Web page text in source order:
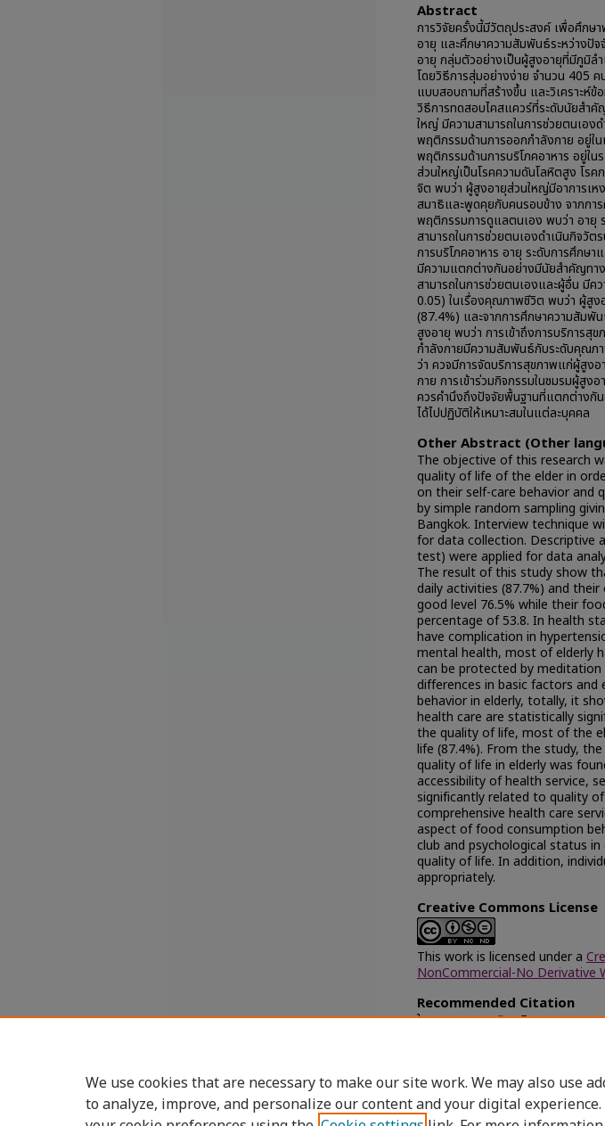
Abstract
การวิจัยครั้งนี้มีวัตถุประสงค์ เพื่อศึก
อายุ และศึกษาความสัมพันธ์ระหว่างปั
อายุ กลุ่มตัวอย่างเป็นผู้สูงอายุที่มีภูมิล
โดยวิธีการสุ่มอย่างง่าย จำนวน 405
แบบสอบถามที่สร้างขึ้น และวิเคราะห์
วิธีการทดสอบไคสแควร์ที่ระดับนัยสำ
ใหญ่ มีความสามารถในการช่วยตนเอง
พฤติกรรมด้านการออกกำลังกาย อยู่
พฤติกรรมด้านการบริโภคอาหาร อยู่ใ
ส่วนใหญ่เป็นโรคความดันโลหิตสูง โรค
จิต พบว่า ผู้สูงอายุส่วนใหญ่มีอาการเห
สมาธิและพูดคุยกับคนรอบข้าง จากก
พฤติกรรมการดูแลตนเอง พบว่า อายุ
สามารถในการช่วยตนเองดำเนินกิจวั
การบริโภคอาหาร อายุ ระดับการศึกษ
มีความแตกต่างกันอย่างมีนัยสำคัญทา
สามารถในการช่วยตนเองและผู้อื่น มี
0.05) ในเรื่องคุณภาพชีวิต พบว่า ผู้สู
(87.4%) และจากการศึกษาความสัม
สูงอายุ พบว่า การเข้าถึงการบริการสุ
กำลังกายมีความสัมพันธ์กับระดับคุณภ
ว่า ควจมีการจัดบริการสุขภาพแก่ผู้สูงอ
กาย การเข้าร่วมกิจกรรมในชมรมผู้สู
ควรคำนึงถึงปัจจัยพื้นฐานที่แตกต่างกั
ได้ไปปฏิบัติให้เหมาะสมในแต่ละบุคคล
Other Abstract (Other
The objective of this research
quality of life of the elder in
on their self-care behavior and
by simple random sampling
Bangkok. Interview technique
for data collection. Descriptive
test) were applied for data
The result of this study show
daily activities (87.7%) and
good level 76.5% while their
percentage of 53.8. In health
have complication in
mental health, most of elderly
can be protected by
differences in basic factors
behavior in elderly, totally, it
health care are statistically
the quality of life, most of the
life (87.4%). From the study,
quality of life in elderly was
accessibility of health service,
significantly related to quality
comprehensive health care
aspect of food consumption
club and psychological status
quality of life. In addition,
appropriately.
Creative Commons License
This work is licensed under a
NonCommercial-No Derivative
Recommended Citation
ใจสมุทร, สมพร, "พฤติกรรมการดูแล
We use cookies that are necessary to make our site work. We may also use
to analyze, improve, and personalize our content and your digital experience.